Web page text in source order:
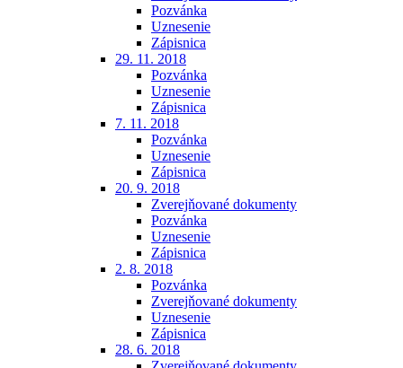
Pozvánka
Uznesenie
Zápisnica
29. 11. 2018
Pozvánka
Uznesenie
Zápisnica
7. 11. 2018
Pozvánka
Uznesenie
Zápisnica
20. 9. 2018
Zverejňované dokumenty
Pozvánka
Uznesenie
Zápisnica
2. 8. 2018
Pozvánka
Zverejňované dokumenty
Uznesenie
Zápisnica
28. 6. 2018